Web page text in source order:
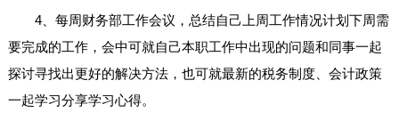
4、每周财务部工作会议，总结自己上周工作情况计划下周需
要完成的工作，会中可就自己本职工作中出现的问题和同事一起
探讨寻找出更好的解决方法，也可就最新的税务制度、会计政策
一起学习分享学习心得。